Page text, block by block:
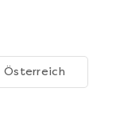
Österreich